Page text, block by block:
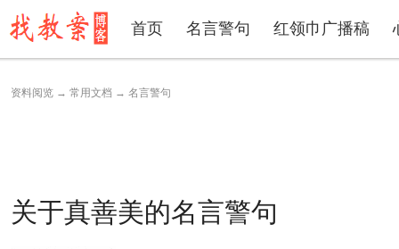
首页 名言警句 红领巾广播稿
资料阅览 → 常用文档 → 名言警句
关于真善美的名言警句